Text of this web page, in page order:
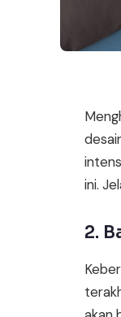
ini.
2.